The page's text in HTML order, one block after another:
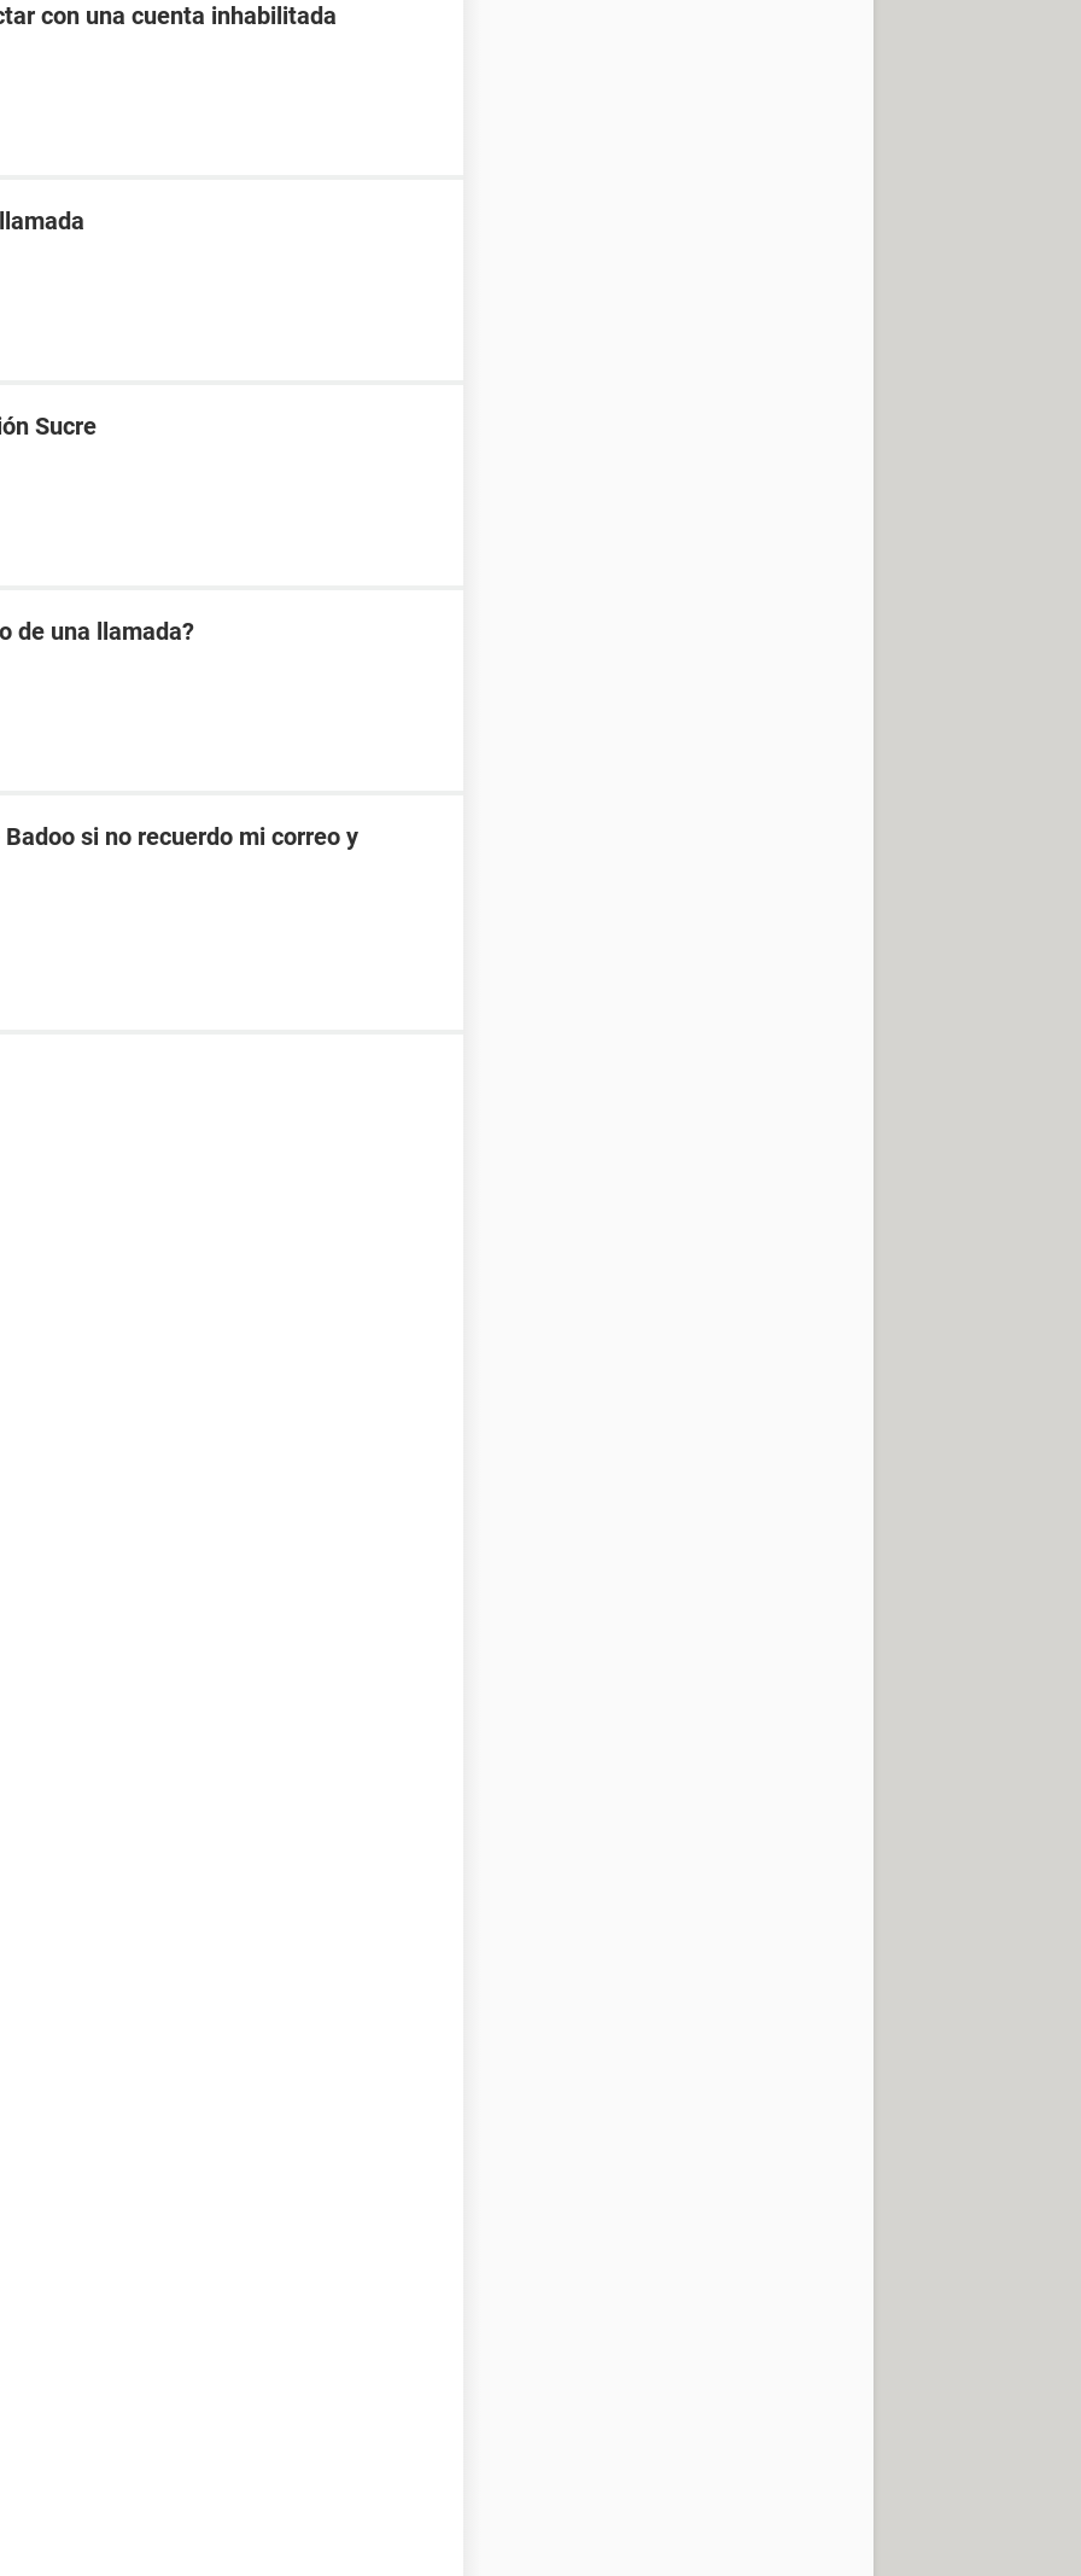
con una cuenta inhabilitada
Sucre
de una llamada?
si no recuerdo mi correo y